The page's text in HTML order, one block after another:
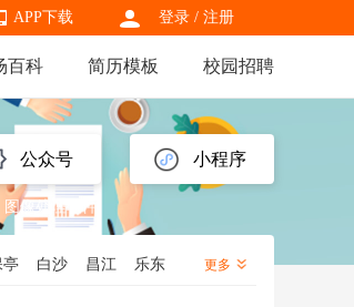
登录 / 注册
APP下载
APP下载
百科 简历模板 校园招聘
公众号 小程序
图像处理软件
亭 白沙 昌江
乐东
更多